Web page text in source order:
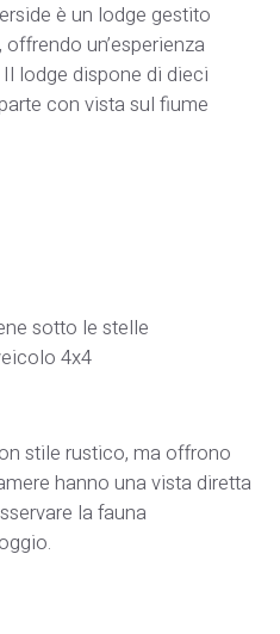
è un lodge gestito
un’esperienza
lodge dispone di dieci
con vista sul fiume
sotto le stelle
4x4
stile rustico, ma offrono
hanno una vista diretta
la fauna